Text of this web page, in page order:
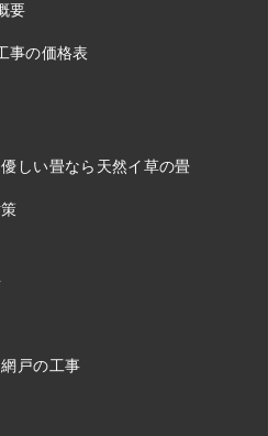
要
事の価格表
しい畳なら天然イ草の畳
戸の工事